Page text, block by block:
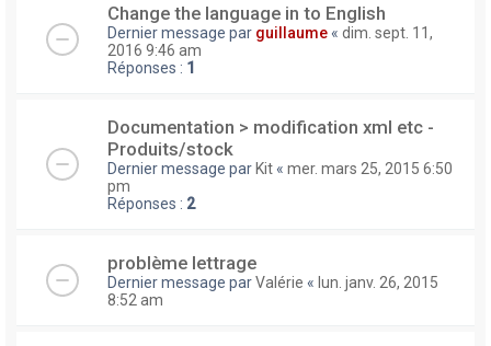
Change the language in to English
Dernier message par guillaume « dim. sept. 11,
2016 9:46 am
Réponses : 1
Documentation > modification xml etc -
Produits/stock
Dernier message parKit « mer. mars 25, 2015 6:50
pm
Réponses : 2
problème lettrage
Dernier message parValérie « lun. janv. 26, 2015
8:52 am